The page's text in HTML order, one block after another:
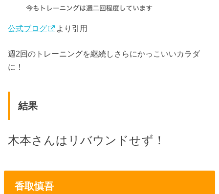
公式ブログ より引用
週2回のトレーニングを継続しさらにかっこいいカラダ
に！
結果
木本さんはリバウンドせず！
香取慎吾